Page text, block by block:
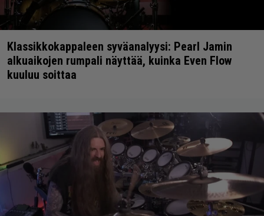
Klassikkokappaleen syväanalyysi: Pearl Jamin
alkuaikojen rumpali näyttää, kuinka Even Flow
kuuluu soittaa